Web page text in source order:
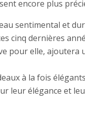
encore plus
sentimental et
cinq dernières
pour elle, ajoutera
à la fois
leur élégance et